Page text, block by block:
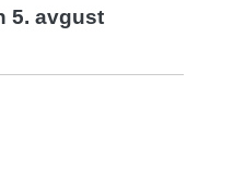
5. avgust